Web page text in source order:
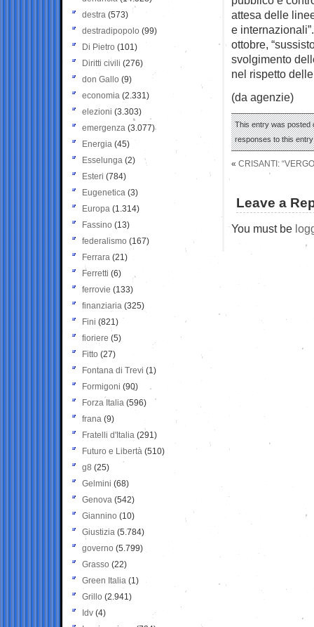
attesa delle
e
ottobre,
svolgimento
nel rispetto
(da agenzie)
This entry was posted
responses to this
« CRISANTI:
Leave a
You must be
destra (573)
destradipopolo (99)
Di Pietro (101)
Diritti civili (276)
don Gallo (9)
economia (2.331)
elezioni (3.303)
emergenza (3.077)
Energia (45)
Esselunga (2)
Esteri (784)
Eugenetica (3)
Europa (1.314)
Fassino (13)
federalismo (167)
Ferrara (21)
Ferretti (6)
ferrovie (133)
finanziaria (325)
Fini (821)
fioriere (5)
Fitto (27)
Fontana di Trevi (1)
Formigoni (90)
Forza Italia (596)
frana (9)
Fratelli d'Italia (291)
Futuro e Libertà (510)
g8 (25)
Gelmini (68)
Genova (542)
Giannino (10)
Giustizia (5.784)
governo (5.799)
Grasso (22)
Green Italia (1)
Grillo (2.941)
Idv (4)